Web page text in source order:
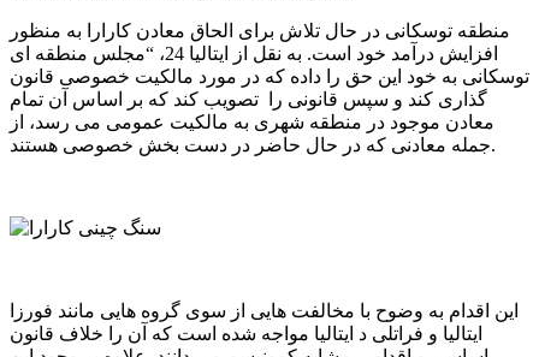
منطقه توسکانی در حال تلاش برای الحاق معادن کارارا به منظور
افزایش درآمد خود است. به نقل از ایتالیا 24، “مجلس منطقه ‌ای
توسکانی به خود این حق را داده که در مورد مالکیت خصوصی قانون
‌گذاری کند و سپس قانونی را تصویب کند که بر اساس آن تمام
معادن موجود در منطقه شهری به مالکیت عمومی می رسد، از
جمله معادنی که در حال حاضر در دست بخش خصوصی‌ هستند.
این اقدام به وضوح با مخالفت هایی از سوی گروه‌ هایی مانند فورزا
ایتالیا و فراتلی د ایتالیا مواجه شده است که آن را خلاف قانون